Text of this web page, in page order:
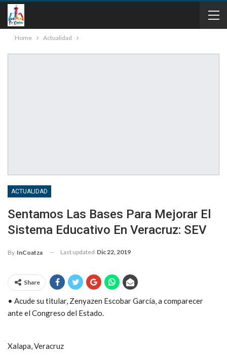
Home Actualidad
ACTUALIDAD
Sentamos Las Bases Para Mejorar El
Sistema Educativo En Veracruz: SEV
By InCoatza Last updated Dic 22, 2019
Share
• Acude su titular, Zenyazen Escobar García, a comparecer
ante el Congreso del Estado.
Xalapa, Veracruz